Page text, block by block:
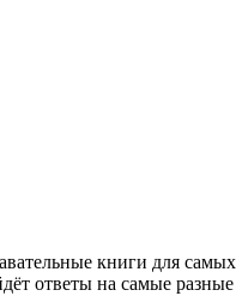
книги для
ответы на самые